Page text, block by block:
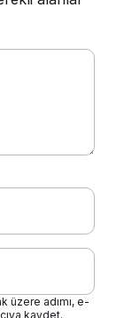
üzere adımı, e-
kaydet.